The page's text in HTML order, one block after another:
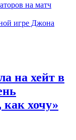
на матч
игре Джона
на хейт в
хочу»